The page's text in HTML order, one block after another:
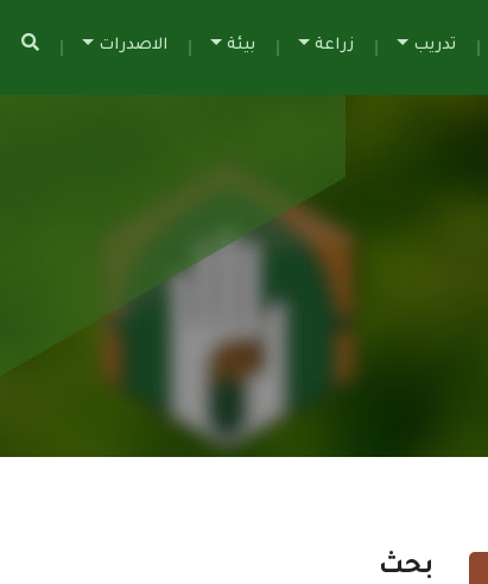
تدريب زراعة بيئة الاصدرات
بحث